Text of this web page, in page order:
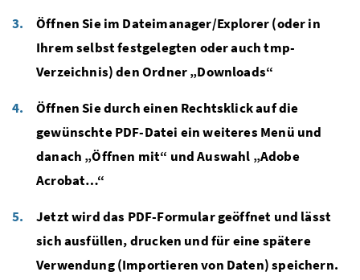
Öffnen Sie im Dateimanager/Explorer (oder in
Ihrem selbst festgelegten oder auch tmp-
Verzeichnis) den Ordner „Downloads“
Öffnen Sie durch einen Rechtsklick auf die
gewünschte PDF-Datei ein weiteres Menü und
danach „Öffnen mit“ und Auswahl „Adobe
Acrobat…“
Jetzt wird das PDF-Formular geöffnet und lässt
sich ausfüllen, drucken und für eine spätere
Verwendung (Importieren von Daten) speichern.